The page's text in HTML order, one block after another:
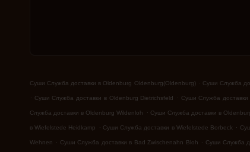
Суши Служба доставки в Oldenburg Oldenburg(Oldenburg) Суши Служба
Суши Служба доставки в Oldenburg Dietrichsfeld Суши Служба
Служба доставки в Oldenburg Wildenloh Суши Служба доставки в
в Wiefelstede Heidkamp Суши Служба доставки в Wiefelstede Borbeck
Wehnen Суши Служба доставки в Bad Zwischenahn Bloh Суши Служба